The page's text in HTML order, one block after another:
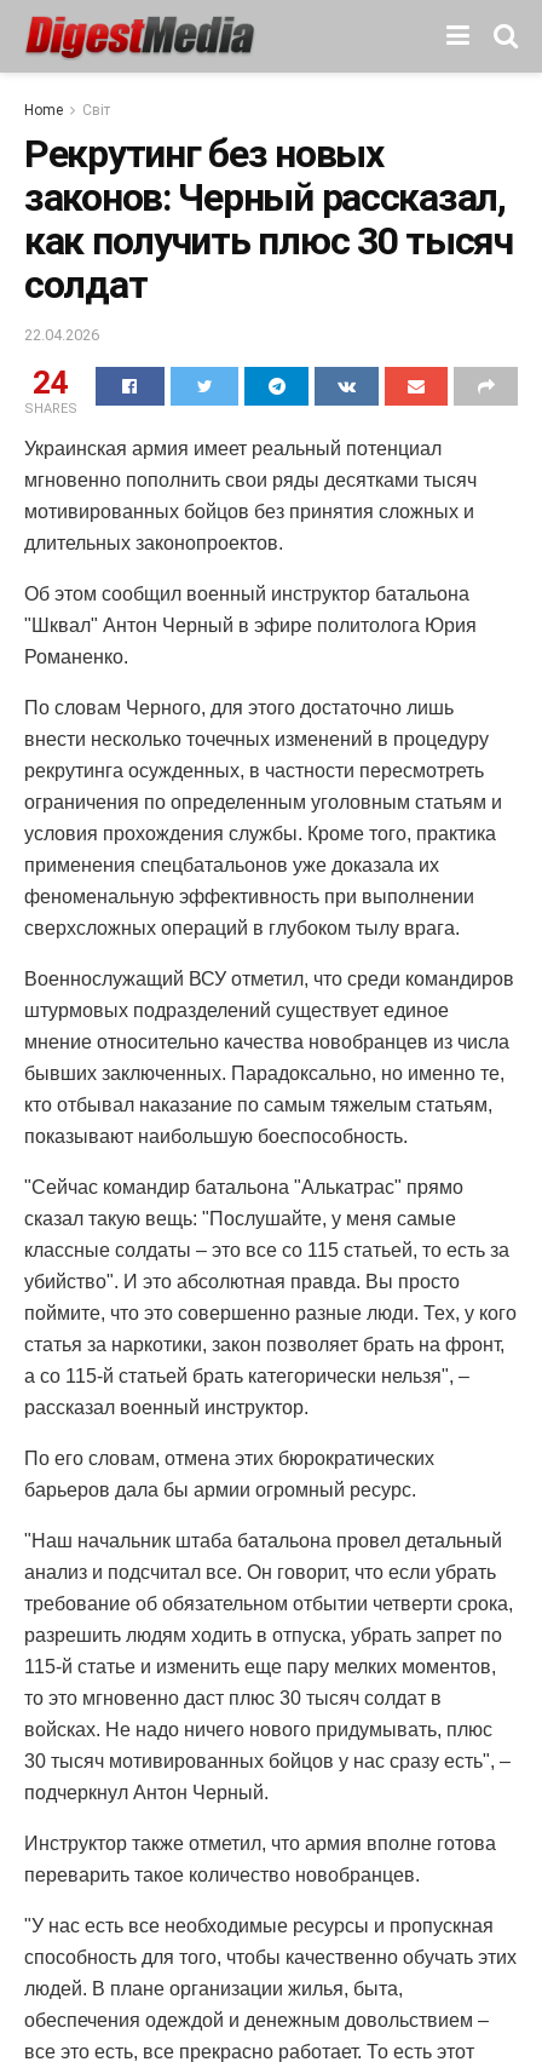
Home Світ
Рекрутинг без новых
законов: Черный рассказал,
как получить плюс 30 тысяч
солдат
22.04.2026
24
SHARES
Украинская армия имеет реальный потенциал
мгновенно пополнить свои ряды десятками тысяч
мотивированных бойцов без принятия сложных и
длительных законопроектов.
Об этом сообщил военный инструктор батальона
"Шквал" Антон Черный в эфире политолога Юрия
Романенко.
По словам Черного, для этого достаточно лишь
внести несколько точечных изменений в процедуру
рекрутинга осужденных, в частности пересмотреть
ограничения по определенным уголовным статьям и
условия прохождения службы. Кроме того, практика
применения спецбатальонов уже доказала их
феноменальную эффективность при выполнении
сверхсложных операций в глубоком тылу врага.
Военнослужащий ВСУ отметил, что среди командиров
штурмовых подразделений существует единое
мнение относительно качества новобранцев из числа
бывших заключенных. Парадоксально, но именно те,
кто отбывал наказание по самым тяжелым статьям,
показывают наибольшую боеспособность.
"Сейчас командир батальона "Алькатрас" прямо
сказал такую вещь: "Послушайте, у меня самые
классные солдаты – это все со 115 статьей, то есть за
убийство". И это абсолютная правда. Вы просто
поймите, что это совершенно разные люди. Тех, у кого
статья за наркотики, закон позволяет брать на фронт,
а со 115-й статьей брать категорически нельзя", –
рассказал военный инструктор.
По его словам, отмена этих бюрократических
барьеров дала бы армии огромный ресурс.
"Наш начальник штаба батальона провел детальный
анализ и подсчитал все. Он говорит, что если убрать
требование об обязательном отбытии четверти срока,
разрешить людям ходить в отпуска, убрать запрет по
115-й статье и изменить еще пару мелких моментов,
то это мгновенно даст плюс 30 тысяч солдат в
войсках. Не надо ничего нового придумывать, плюс
30 тысяч мотивированных бойцов у нас сразу есть", –
подчеркнул Антон Черный.
Инструктор также отметил, что армия вполне готова
переварить такое количество новобранцев.
"У нас есть все необходимые ресурсы и пропускная
способность для того, чтобы качественно обучать этих
людей. В плане организации жилья, быта,
обеспечения одеждой и денежным довольствием –
все это есть, все прекрасно работает. То есть этот